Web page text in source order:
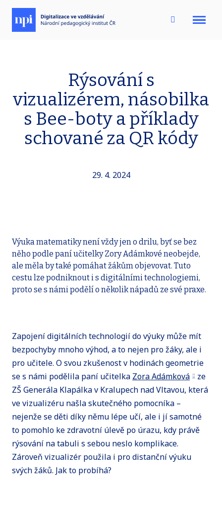
Menu
Rýsování s
vizualizérem, násobilka
s Bee-boty a příklady
schované za QR kódy
29. 4. 2024
Výuka matematiky není vždy jen o drilu, byť se bez
něho podle paní učitelky Zory Adámkové neobejde,
ale měla by také pomáhat žákům objevovat. Tuto
cestu lze podniknout i s digitálními technologiemi,
proto se s námi podělí o několik nápadů ze své praxe.
Zapojení digitálních technologií do výuky může mít
bezpochyby mnoho výhod, a to nejen pro žáky, ale i
pro učitele. O svou zkušenost v hodinách geometrie
se s námi podělila paní učitelka Zora Adámková ze
ZŠ Generála Klapálka v Kralupech nad Vltavou, která
ve vizualizéru našla skutečného pomocníka –
nejenže se děti díky němu lépe učí, ale i jí samotné
to pomohlo ke zdravotní úlevě po úrazu, kdy právě
rýsování na tabuli s sebou neslo komplikace.
Zároveň vizualizér použila i pro distanční výuku
svých žáků. Jak to probíhá?